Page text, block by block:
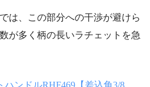
は、この部分への干渉が避けら
が多く柄の長いラチェットを急